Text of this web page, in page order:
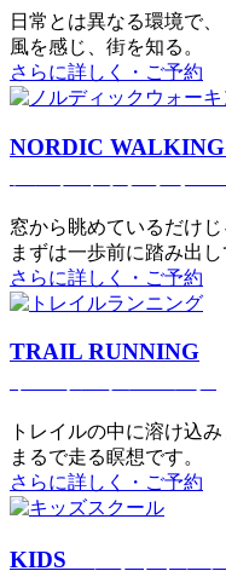
日常とは異なる環境で、
風を感じ、街を知る。
さらに詳しく・ご予約
NORDIC
窓から眺めているだけ
まずは一歩前に踏み出し
さらに詳しく・ご予約
TRAIL RUNNING
トレイルの中に溶け込み
まるで⾛る瞑想です。
さらに詳しく・ご予約
KIDS